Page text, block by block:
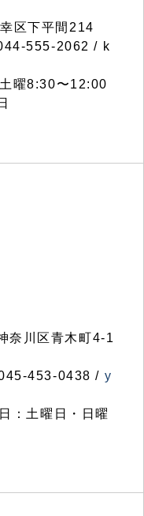
区下平間214
555-2062 / k
曜8:30〜12:00
川区青木町4-1
453-0438 / y
：土曜日・日曜